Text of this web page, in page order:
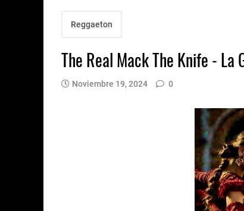
Reggaeton
The Real Mack The Knife - La
Noviembre 19, 2024 0